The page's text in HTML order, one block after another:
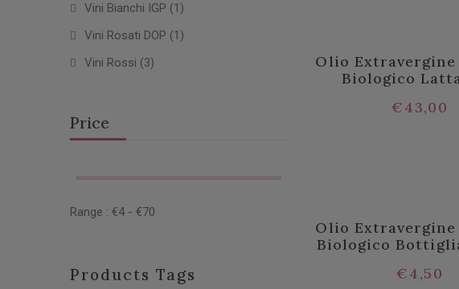
Vini Bianchi IGP (1)
Vini Rosati DOP (1)
Vini Rossi (3)
Price
Range : €4 - €70
Products Tags
Olio Extravergine
Biologico
€43,00
Olio Extravergine
Biologico
€4,50